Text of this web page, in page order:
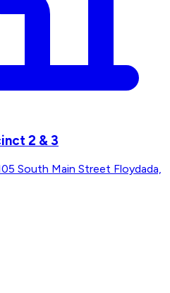
2 & 3
South Main Street Floydada,